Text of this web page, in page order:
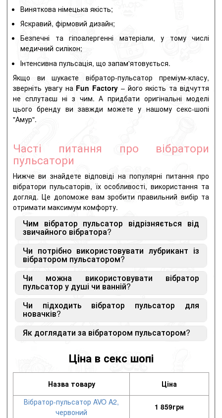
Виняткова німецька якість;
Яскравий, фірмовий дизайн;
Безпечні та гіпоалергенні матеріали, у тому числі
медичний силікон;
Інтенсивна пульсація, що запам'ятовується.
Якщо ви шукаєте вібратор-пульсатор преміум-класу,
зверніть увагу на Fun Factory – його якість та відчуття
не сплутаєш ні з чим. А придбати оригінальні моделі
цього бренду ви завжди можете у нашому секс-шопі
"Амур".
Часті питання про вібратори
пульсатори
Нижче ви знайдете відповіді на популярні питання про
вібратори пульсаторів, їх особливості, використання та
догляд. Це допоможе вам зробити правильний вибір та
отримати максимум комфорту.
Чим вібратор пульсатор відрізняється від
звичайного вібратора?
Вібратор пульсатор працює за рахунок
спрямованих пульсацій чи вакуумної стимуляції, а
не класичної вібрації. Це дозволяє досягти більш
точкового впливу та інтенсивних відчуттів.
Чи потрібно використовувати лубрикант із
вібратором пульсатором?
Так, використаннялубриканту на водній основі
рекомендується. Він підвищує комфорт, покращує
ковзання та робить відчуття м'якшими та
приємнішими.
Чи можна використовувати вібратор
пульсатор у душі чи ванній?
Багато моделей мають вологозахист та підходять
для використання в душі або ванній. Перед
використанням необхідно перевірити рівень
захисту пристрою (наприклад, IPX6 або IPX7).
Чи підходить вібратор пульсатор для
новачків?
Так, такі пристрої підходять для новачків.
Рекомендується починати з мінімальних режимів
та поступово збільшувати інтенсивність для
комфортної адаптації.
Як доглядати за вібратором пульсатором?
теплою водою з м'якимзасобом для очищення
іграшок, ретельно висушити і зберігати в чистому
Ціна в секс шопі
Назва товару
Ціна
Вібратор-пульсатор AVO A2,
червоний
1 859грн